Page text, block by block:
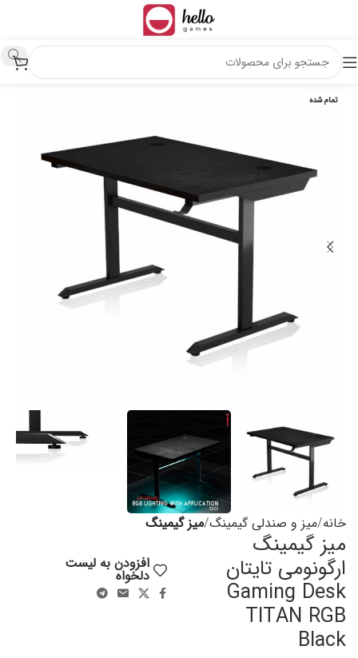
تمام شده
خانه میز و صندلی گیمینگ میز گیمینگ
میز گیمینگ
ارگونومی تایتان
Gaming Desk
TITAN RGB
Black
افزودن به لیست
دلخواه